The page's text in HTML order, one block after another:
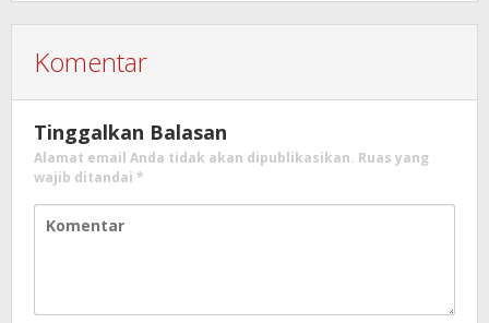
Komentar
Tinggalkan Balasan
Alamat email Anda tidak akan dipublikasikan. Ruas yang
wajib ditandai *